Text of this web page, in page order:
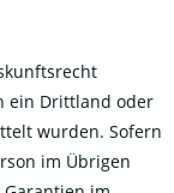
ein Drittland oder
wurden. Sofern
im Übrigen